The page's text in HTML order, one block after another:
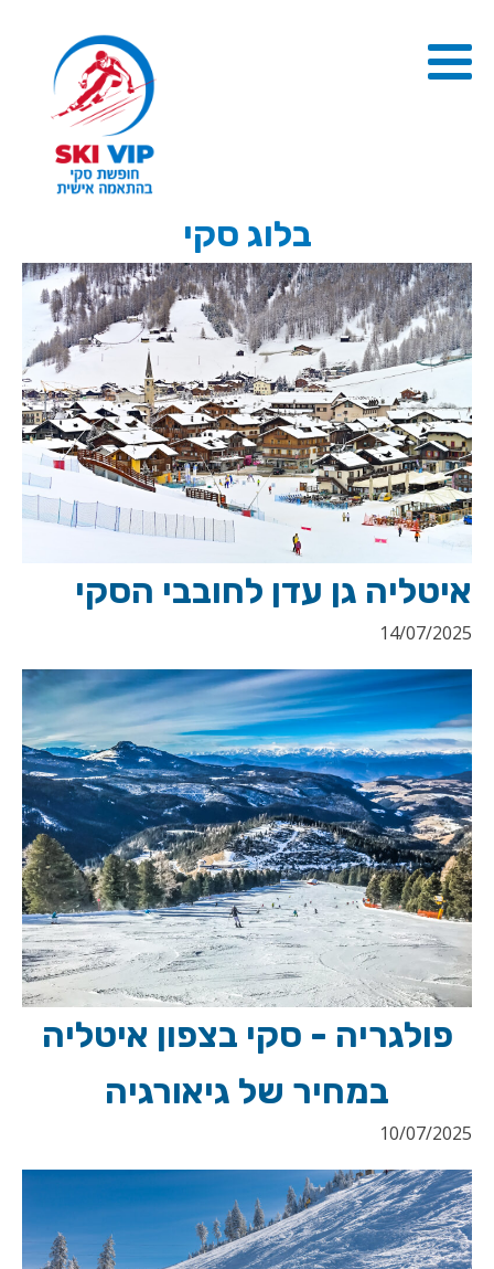
בלוג סקי
איטליה גן עדן לחובבי הסקי
14/07/2025
פולגריה - סקי בצפון איטליה
במחיר של גיאורגיה
10/07/2025